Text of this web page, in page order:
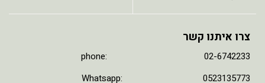
צרו איתנו קשר
phone: 02-6742233
Whatsapp: 0523135773